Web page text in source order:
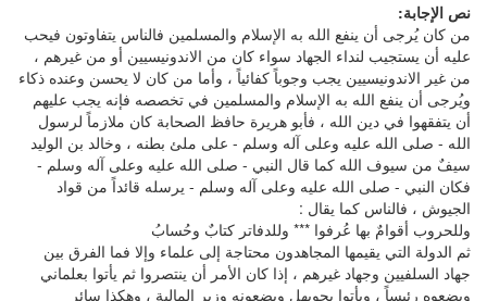
نص الإجابة:
من كان يُرجى أن ينفع الله به الإسلام والمسلمين فالناس يتفاوتون فيحب
عليه أن يستجيب لنداء الجهاد سواء كان من الاندونيسيين أو من غيرهم ،
من غير الاندونيسيين يجب وجوباً كفائياً ، وأما من كان لا يحسن وعنده ذكاء
ويُرجى أن ينفع الله به الإسلام والمسلمين في تخصصه فإنه يجب عليهم
أن يتفقهوا في دين الله ، فأبو هريرة حافظ الصحابة كان ملازماً لرسول
الله - صلى الله عليه وعلى آله وسلم - على ملئ بطنه ، وخالد بن الوليد
سيفٌ من سيوف الله كما قال النبي - صلى الله عليه وعلى آله وسلم -
فكان النبي - صلى الله عليه وعلى آله وسلم - يرسله قائداً من قواد
الجيوش ، فالناس كما يقال :
وللحروب أقوامٌ بها عُرفوا *** وللدفاتر كتابٌ وحُسابُ
ثم الدولة التي يقيمها المجاهدون محتاجة إلى علماء وإلا فما الفرق بين
جهاد السلفيين وجهاد غيرهم ، إذا كان الأمر أن ينتصروا ثم يأتوا بعلماني
ويضعوه رئيساً ، ويأتوا بجويهل ويضعونه وزير المالية ، وهكذا سائر